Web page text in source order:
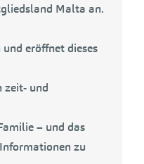
Malta an.
eröffnet dieses
zeit- und
– und das
zu